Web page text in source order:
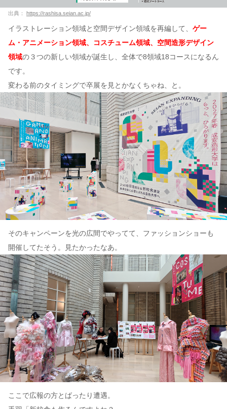
出典： https://rashisa.seian.ac.jp/
イラストレーション領域と空間デザイン領域を再編して、 ゲー
ム・アニメーション領域、コスチューム領域、空間造形デザイン
領域の３つの新しい領域が誕生し、全体で8領域18コースになるん
です。
変わる前のタイミングで卒展を見とかなくちゃね、と。
そのキャンペーンを光の広間でやってて、ファッションショーも
開催してたそう。見たかったなあ。
ここで広報の方とばったり遭遇。